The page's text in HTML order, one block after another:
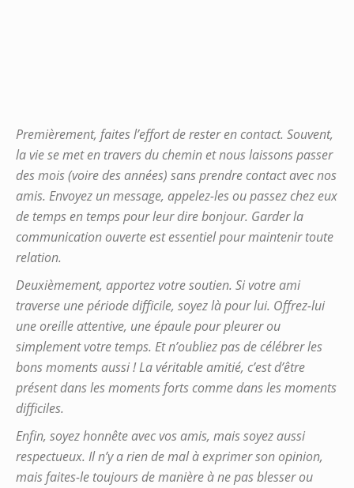
Premièrement, faites l’effort de rester en contact. Souvent,
la vie se met en travers du chemin et nous laissons passer
des mois (voire des années) sans prendre contact avec nos
amis. Envoyez un message, appelez-les ou passez chez eux
de temps en temps pour leur dire bonjour. Garder la
communication ouverte est essentiel pour maintenir toute
relation.
Deuxièmement, apportez votre soutien. Si votre ami
traverse une période difficile, soyez là pour lui. Offrez-lui
une oreille attentive, une épaule pour pleurer ou
simplement votre temps. Et n’oubliez pas de célébrer les
bons moments aussi ! La véritable amitié, c’est d’être
présent dans les moments forts comme dans les moments
difficiles.
Enfin, soyez honnête avec vos amis, mais soyez aussi
respectueux. Il n’y a rien de mal à exprimer son opinion,
mais faites-le toujours de manière à ne pas blesser ou